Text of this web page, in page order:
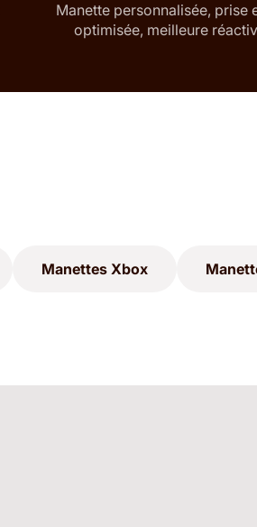
Manette personnalisée, prise
optimisée, meilleure
Manettes Xbox